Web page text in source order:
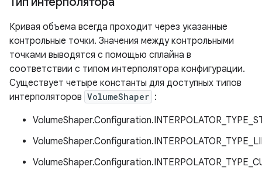
Кривая объема всегда проходит через указанные
контрольные точки. Значения между контрольными
точками выводятся с помощью сплайна в
соответствии с типом интерполятора конфигурации.
Существует четыре константы для доступных типов
интерполяторов VolumeShaper :